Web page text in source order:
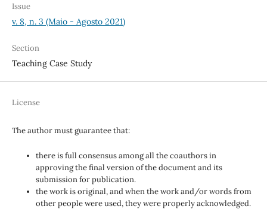
Issue
v. 8, n. 3 (Maio - Agosto 2021)
Section
Teaching Case Study
License
The author must guarantee that:
there is full consensus among all the coauthors in
approving the final version of the document and its
submission for publication.
the work is original, and when the work and/or words from
other people were used, they were properly acknowledged.